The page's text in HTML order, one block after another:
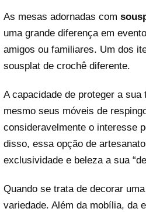
As mesas adornadas com
uma grande diferença em
amigos ou familiares. Um dos
sousplat de crochê diferente.
A capacidade de proteger a sua
mesmo seus móveis de
consideravelmente o interesse
disso, essa opção de
exclusividade e beleza a sua
Quando se trata de decorar
variedade. Além da mobília, da